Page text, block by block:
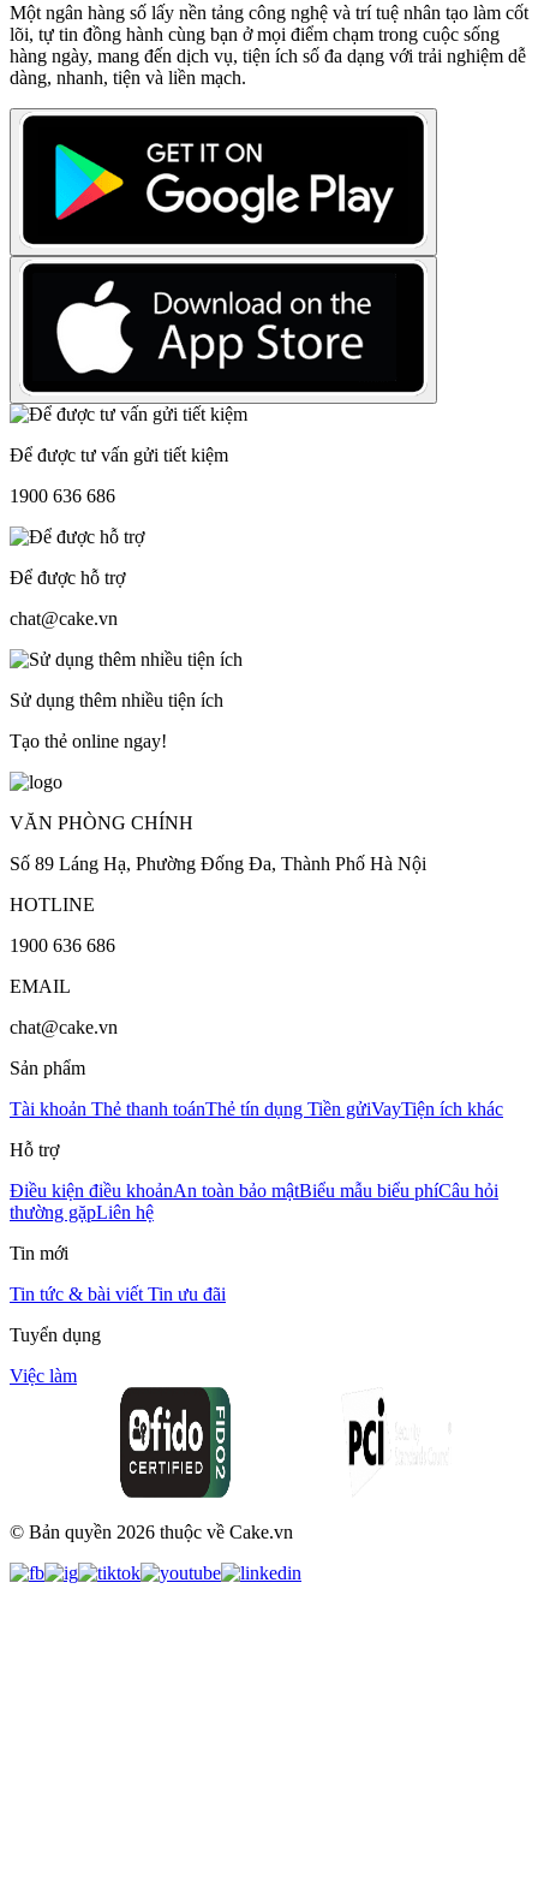
Một ngân hàng số lấy nền tảng công nghệ và trí tuệ nhân tạo làm cốt
lõi, tự tin đồng hành cùng bạn ở mọi điểm chạm trong cuộc sống
hàng ngày, mang đến dịch vụ, tiện ích số đa dạng với trải nghiệm dễ
dàng, nhanh, tiện và liền mạch.
Để được tư vấn gửi tiết kiệm
1900 636 686
Để được hỗ trợ
chat@cake.vn
Sử dụng thêm nhiều tiện ích
Tạo thẻ online ngay!
VĂN PHÒNG CHÍNH
Số 89 Láng Hạ, Phường Đống Đa, Thành Phố Hà Nội
HOTLINE
1900 636 686
EMAIL
chat@cake.vn
Sản phẩm
Tài khoản Thẻ thanh toánThẻ tín dụng Tiền gửiVayTiện ích khác
Hỗ trợ
Điều kiện điều khoảnAn toàn bảo mậtBiểu mẫu biểu phíCâu hỏi
thường gặpLiên hệ
Tin mới
Tin tức & bài viết Tin ưu đãi
Tuyển dụng
Việc làm
© Bản quyền 2026 thuộc về Cake.vn